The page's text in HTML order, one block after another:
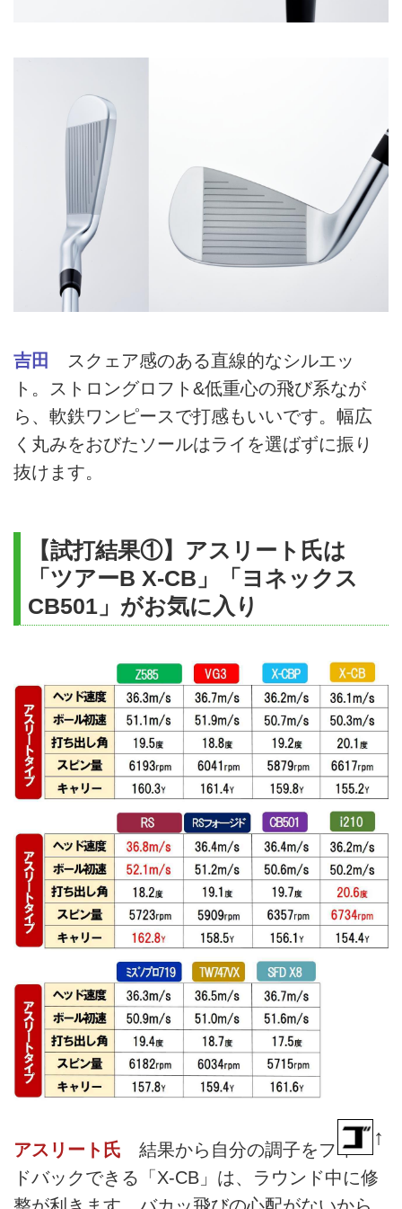
吉田
スクェア感のある直線的なシルエッ
ト。ストロングロフト&低重心の飛び系なが
ら、軟鉄ワンピースで打感もいいです。幅広
く丸みをおびたソールはライを選ばずに振り
抜けます。
【試打結果①】アスリート氏は
「ツアーB X-CB」「ヨネックス
CB501」がお気に入り
アスリート氏 結果から自分の調子をフィー
ドバックできる「X-CB」は、ラウンド中に修
↑